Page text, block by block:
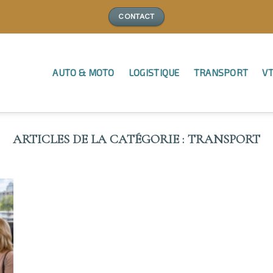
CONTACT
AUTO & MOTO LOGISTIQUE TRANSPORT
TRANSPORT